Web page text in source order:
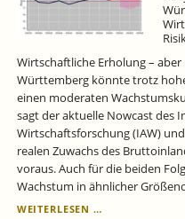
BEWEGT
VERHALTEN
AUFWÄRTS.
Wirtschaftliche Erholung –
Württemberg könnte trotz
einen moderaten
sagt der aktuelle Nowcast des
Wirtschaftsforschung (IAW)
realen Zuwachs des
voraus. Auch für die beiden
Wachstum in ähnlicher
WEITERLESEN …